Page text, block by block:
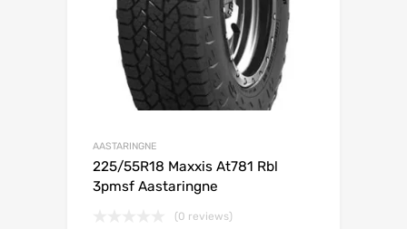
AASTARINGNE
225/55R18 Maxxis At781 Rbl
3pmsf Aastaringne
(0 reviews)